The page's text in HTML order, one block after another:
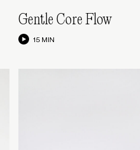
Gentle Core Flow
15 MIN